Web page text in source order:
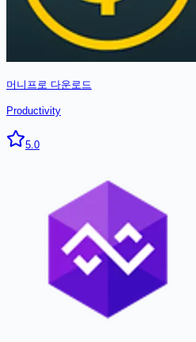
머니프로 다운로드
Productivity
5.0